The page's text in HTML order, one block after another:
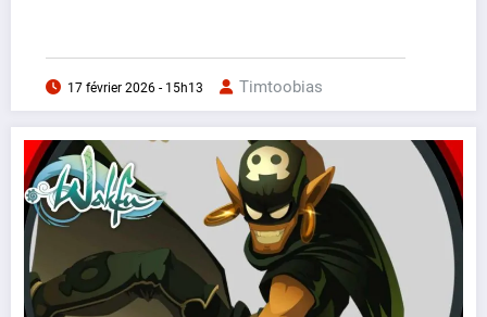
17 février 2026 - 15h13 Timtoobias